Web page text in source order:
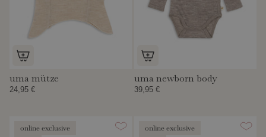
uma mütze
24,95 €
uma newborn body
39,95 €
online exclusive
online exclusive